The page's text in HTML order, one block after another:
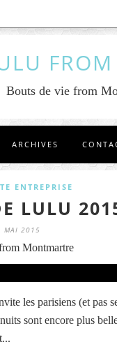
Bouts de vie from
ARCHIVES
ENTREPRISE
LULU
MAI 2015
Montmartre
les parisiens (et pas
sont encore plus